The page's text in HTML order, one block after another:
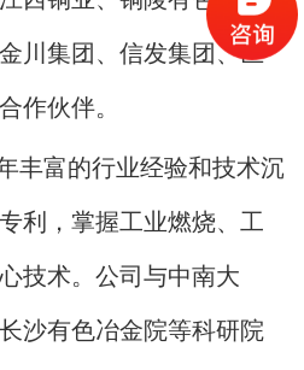
川集团、信发集团、巨
作伙伴。
丰富的行业经验和技术沉
利，掌握工业燃烧、工
技术。公司与中南大
沙有色冶金院等科研院